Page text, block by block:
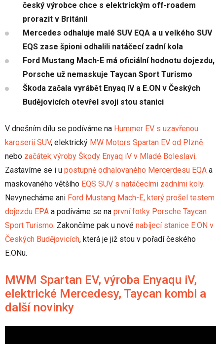
český výrobce chce s elektrickým off-roadem
prorazit v Británii
Mercedes odhaluje malé SUV EQA a u velkého SUV
EQS zase špioni odhalili natáčecí zadní kola
Ford Mustang Mach-E má oficiální hodnotu dojezdu,
Porsche už nemaskuje Taycan Sport Turismo
Škoda začala vyrábět Enyaq iV a E.ON v Českých
Budějovicích otevřel svoji stou stanici
V dnešním dílu se podíváme na Hummer EV s uzavřenou
karoserií SUV, elektrický MW Motors Spartan EV od Plzně
nebo začátek výroby Škody Enyaq iV v Mladé Boleslavi.
Zastavíme se i u postupně odhalovaného Mercerdesu EQA a
maskovaného většího EQS SUV s natáčecími zadními koly.
Nevynecháme ani Ford Mustang Mach-E, který prošel testem
dojezdu EPA a podíváme se na první fotky Porsche Taycan
Sport Turismo. Zakončíme pak u nové nabíjecí stanice E.ON v
Českých Budějovicích, která je již stou v pořadí českého
E.ONu.
MWM Spartan EV, výroba Enyaqu iV,
elektrické Mercedesy, Taycan kombi a
další novinky